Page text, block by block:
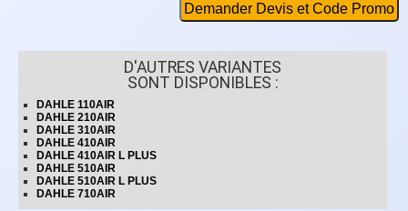
Demander Devis et Code Promo
D'AUTRES VARIANTES
SONT DISPONIBLES :
DAHLE 110AIR
DAHLE 210AIR
DAHLE 310AIR
DAHLE 410AIR
DAHLE 410AIR L PLUS
DAHLE 510AIR
DAHLE 510AIR L PLUS
DAHLE 710AIR